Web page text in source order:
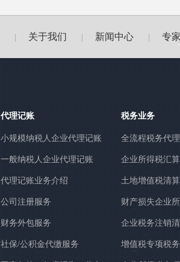
关于我们 新闻中心 专
代理记账
小规模纳税人企业代理记账
一般纳税人企业代理记账
代理记账业务介绍
公司注册服务
财务外包服务
社保/公积金代缴服务
税务业务
全流程税务代理
企业所得税汇
申报
土地增值税清
财产损失企业
除鉴证
企业税务注销
增值税专项税
管理